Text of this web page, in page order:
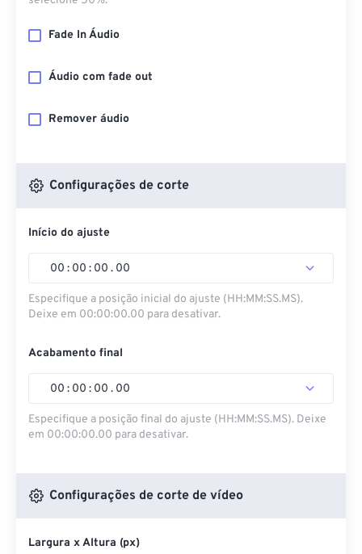
Fade In Áudio
Áudio com fade out
Remover áudio
Configurações de corte
Início do ajuste
00 : 00 : 00 . 00
Especifique a posição inicial do ajuste (HH:MM:SS.MS).
Deixe em 00:00:00.00 para desativar.
Acabamento final
00 : 00 : 00 . 00
Especifique a posição final do ajuste (HH:MM:SS.MS). Deixe
em 00:00:00.00 para desativar.
Configurações de corte de vídeo
Largura x Altura (px)